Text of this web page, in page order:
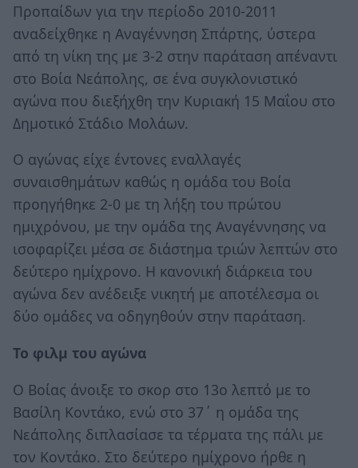
Προπαίδων για την περίοδο 2010-2011
αναδείχθηκε η Αναγέννηση Σπάρτης, ύστερα
από τη νίκη της με 3-2 στην παράταση απέναντι
στο Βοία Νεάπολης, σε ένα συγκλονιστικό
αγώνα που διεξήχθη την Κυριακή 15 Μαΐου στο
Δημοτικό Στάδιο Μολάων.
Ο αγώνας είχε έντονες εναλλαγές
συναισθημάτων καθώς η ομάδα του Βοία
προηγήθηκε 2-0 με τη λήξη του πρώτου
ημιχρόνου, με την ομάδα της Αναγέννησης να
ισοφαρίζει μέσα σε διάστημα τριών λεπτών στο
δεύτερο ημίχρονο. Η κανονική διάρκεια του
αγώνα δεν ανέδειξε νικητή με αποτέλεσμα οι
δύο ομάδες να οδηγηθούν στην παράταση.
Το φιλμ του αγώνα
Ο Βοίας άνοιξε το σκορ στο 13ο λεπτό με το
Βασίλη Κοντάκο, ενώ στο 37΄ η ομάδα της
Νεάπολης διπλασίασε τα τέρματα της πάλι με
τον Κοντάκο. Στο δεύτερο ημίχρονο ήρθε η